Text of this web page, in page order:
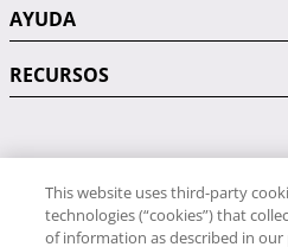
AYUDA
RECURSOS
PÓNGASE EN
This website uses third-party
technologies (“cookies”) that
of information as described in our